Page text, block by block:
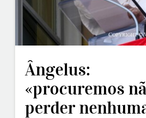
Ângelus:
«procuremos
perder